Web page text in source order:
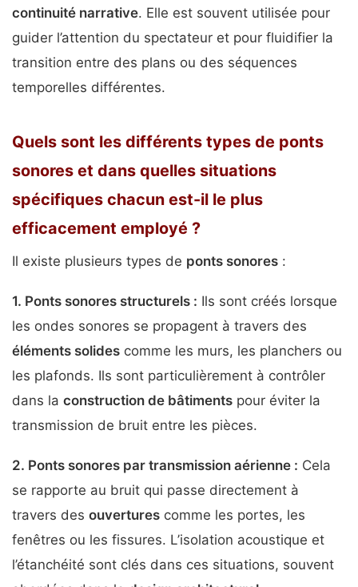
continuité narrative. Elle est souvent utilisée pour
guider l’attention du spectateur et pour fluidifier la
transition entre des plans ou des séquences
temporelles différentes.
Quels sont les différents types de ponts
sonores et dans quelles situations
spécifiques chacun est-il le plus
efficacement employé ?
Il existe plusieurs types de ponts sonores :
1. Ponts sonores structurels : Ils sont créés lorsque
les ondes sonores se propagent à travers des
éléments solides comme les murs, les planchers ou
les plafonds. Ils sont particulièrement à contrôler
dans la construction de bâtiments pour éviter la
transmission de bruit entre les pièces.
2. Ponts sonores par transmission aérienne : Cela
se rapporte au bruit qui passe directement à
travers des ouvertures comme les portes, les
fenêtres ou les fissures. L’isolation acoustique et
l’étanchéité sont clés dans ces situations, souvent